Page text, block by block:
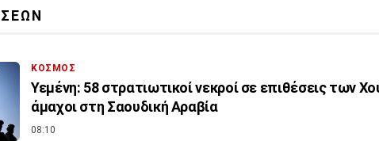
ΚΟΣΜΟΣ
Υεμένη: 58 στρατιωτικοί νεκροί σε επιθέσεις των
άμαχοι στη Σαουδική Αραβία
08:10